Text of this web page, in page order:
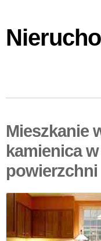
Mieszkanie
kamienica
powierzchni